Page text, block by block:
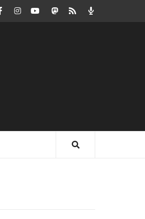
InstagramYoutubeMastodon.eus
RSS Podcast